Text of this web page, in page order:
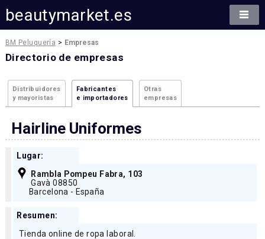
beautymarket.es
BM Peluquería > Empresas
Directorio de empresas
Distribuidores
y mayoristas
Fabricantes
e importadores
Otras
empresas
Hairline Uniformes
Lugar:
Rambla Pompeu Fabra, 103
Gavà 08850
Barcelona - España
Resumen:
Tienda online de ropa laboral.